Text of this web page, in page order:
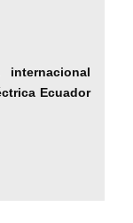
Ecuador